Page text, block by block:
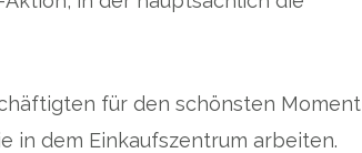
für den schönsten Moment
in dem Einkaufszentrum arbeiten.